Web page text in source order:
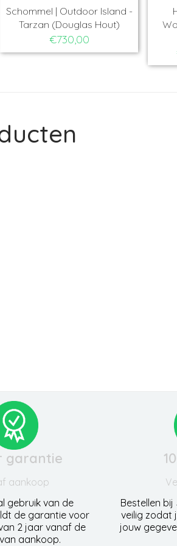
Schommel | Outdoor Island -
Tarzan (Douglas Hout)
€730,00
garantie
aankoop
gebruik van de
de garantie voor
2 jaar vanaf de
aankoop.
Bestellen bij
veilig zodat
jouw